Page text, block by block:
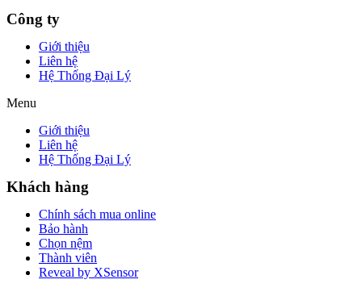
Công ty
Giới thiệu
Liên hệ
Hệ Thống Đại Lý
Menu
Giới thiệu
Liên hệ
Hệ Thống Đại Lý
Khách hàng
Chính sách mua online
Bảo hành
Chọn nệm
Thành viên
Reveal by XSensor